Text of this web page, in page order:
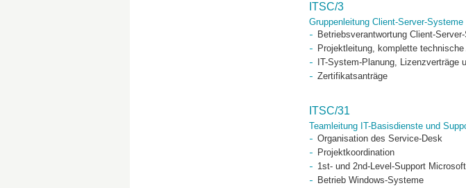
ITSC/3
Gruppenleitung Client-Server-Systeme
Betriebsverantwortung Client-
Projektleitung, komplette
IT-System-Planung, Lizenzverträge
Zertifikatsanträge
ITSC/31
Teamleitung IT-Basisdienste und
Organisation des Service-Desk
Projektkoordination
1st- und 2nd-Level-Support
Betrieb Windows-Systeme